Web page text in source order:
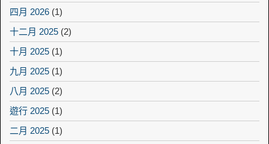
四月 2026 (1)
十二月 2025 (2)
十月 2025 (1)
九月 2025 (1)
八月 2025 (2)
遊行 2025 (1)
二月 2025 (1)